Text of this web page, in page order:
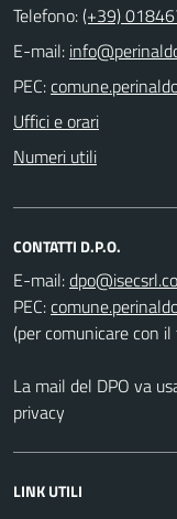
Telefono:(+39)
E-mail:
PEC:
Uffici e orari
Numeri utili
CONTATTI D.P.O.
E-mail:
PEC:
(per comunicare con
La mail del DPO va
privacy
LINK UTILI